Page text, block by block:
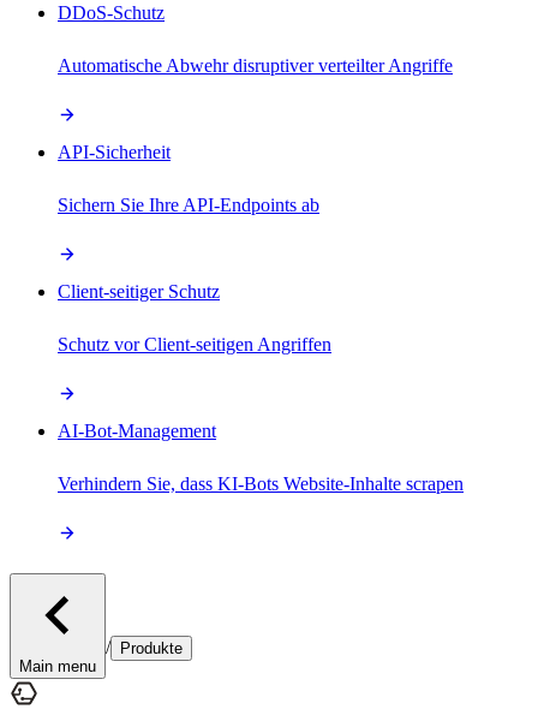
DDoS-Schutz
Automatische Abwehr disruptiver verteilter Angriffe
API-Sicherheit
Sichern Sie Ihre API-Endpoints ab
Client-seitiger Schutz
Schutz vor Client-seitigen Angriffen
AI-Bot-Management
Verhindern Sie, dass KI-Bots Website-Inhalte scrapen
Main menu
/ Produkte